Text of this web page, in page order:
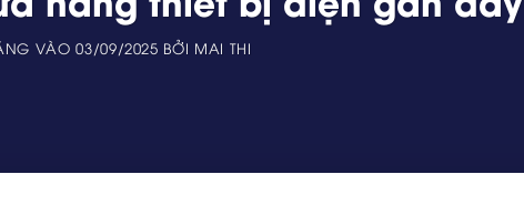
VÀO03/09/2025 BỞI MAI THI